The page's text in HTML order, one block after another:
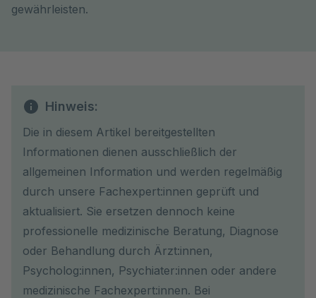
gewährleisten.
Hinweis:
Die in diesem Artikel bereitgestellten
Informationen dienen ausschließlich der
allgemeinen Information und werden regelmäßig
durch unsere Fachexpert:innen geprüft und
aktualisiert. Sie ersetzen dennoch keine
professionelle medizinische Beratung, Diagnose
oder Behandlung durch Ärzt:innen,
Psycholog:innen, Psychiater:innen oder andere
medizinische Fachexpert:innen. Bei